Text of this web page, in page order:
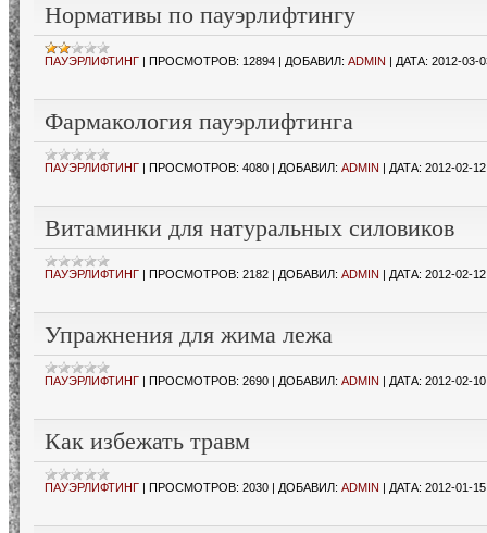
Нормативы по пауэрлифтингу
ПАУЭРЛИФТИНГ | ПРОСМОТРОВ: 12894 | ДОБАВИЛ: ADMIN | ДАТА: 2012-03-
Фармакология пауэрлифтинга
ПАУЭРЛИФТИНГ | ПРОСМОТРОВ: 4080 | ДОБАВИЛ: ADMIN | ДАТА: 2012-02-12
Витаминки для натуральных силовиков
ПАУЭРЛИФТИНГ | ПРОСМОТРОВ: 2182 | ДОБАВИЛ: ADMIN | ДАТА: 2012-02-12
Упражнения для жима лежа
ПАУЭРЛИФТИНГ | ПРОСМОТРОВ: 2690 | ДОБАВИЛ: ADMIN | ДАТА: 2012-02-10
Как избежать травм
ПАУЭРЛИФТИНГ | ПРОСМОТРОВ: 2030 | ДОБАВИЛ: ADMIN | ДАТА: 2012-01-15